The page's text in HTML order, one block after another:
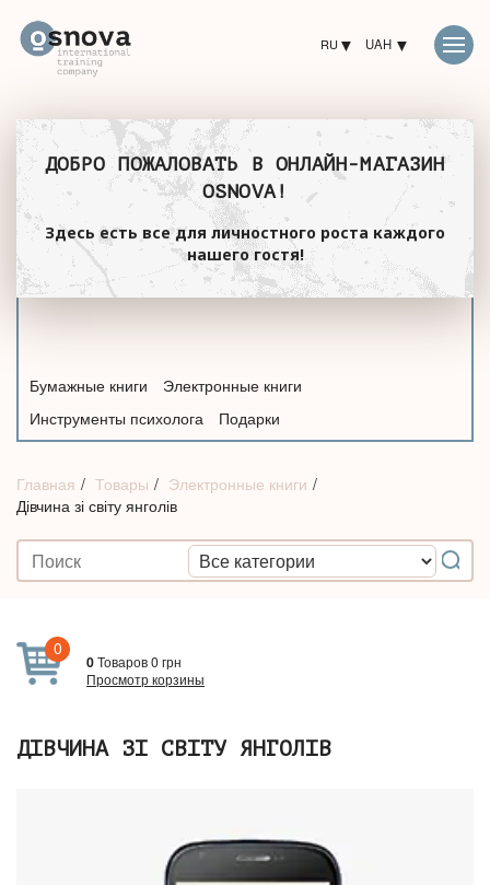
RU UAH
ДОБРО ПОЖАЛОВАТЬ В ОНЛАЙН-МАГАЗИН
OSNOVA!
Здесь есть все для личностного роста каждого
нашего гостя!
Бумажные книги
Электронные книги
Инструменты психолога
Подарки
Главная Товары
Электронные книги
Дівчина зі світу янголів
0
0Товаров0грн
Просмотр корзины
ДІВЧИНА ЗІ СВІТУ ЯНГОЛІВ